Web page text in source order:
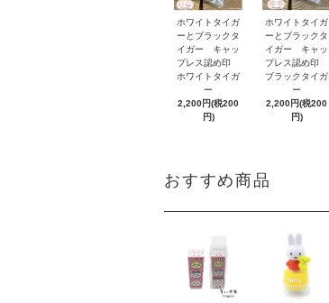
ホワイトタイガ
ーとブラックタ
イガー キャッ
プレス認め印
ホワイトタイガ
ー
2,200円(税200
円)
ホワイトタイガ
ーとブラックタ
イガー キャッ
プレス認め印
ブラックタイガ
ー
2,200円(税200
円)
おすすめ商品